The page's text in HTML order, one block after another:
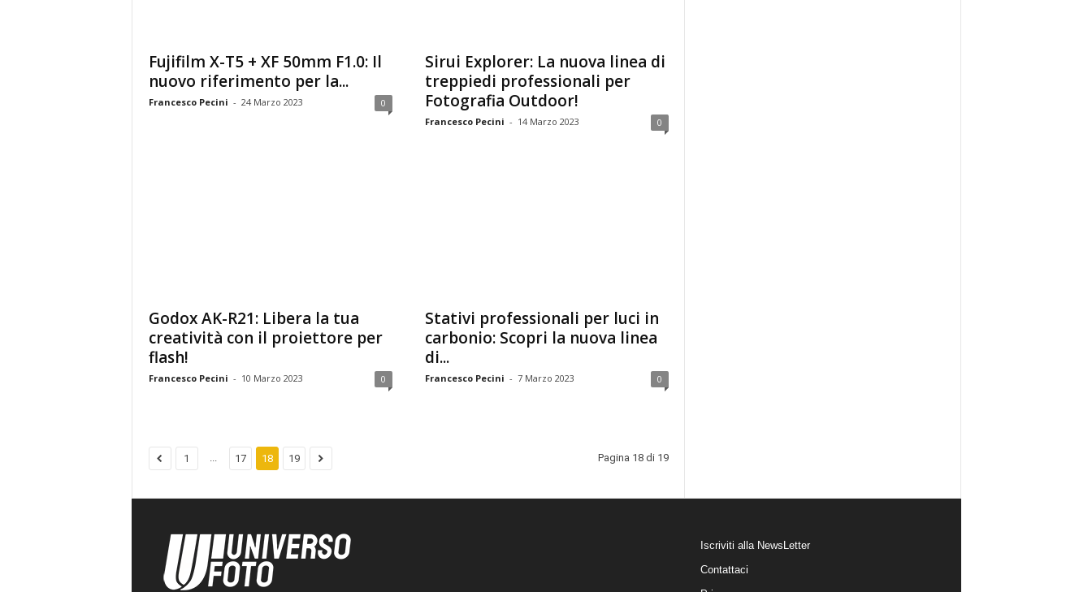
Fujifilm X-T5 + XF 50mm F1.0: Il
nuovo riferimento per la...
Francesco Pecini - 24 Marzo 2023 0
Sirui Explorer: La nuova linea di
treppiedi professionali per
Fotografia Outdoor!
Francesco Pecini - 14 Marzo 2023 0
Godox AK-R21: Libera la tua
creatività con il proiettore per
flash!
Francesco Pecini - 10 Marzo 2023 0
Stativi professionali per luci in
carbonio: Scopri la nuova linea
di...
Francesco Pecini - 7 Marzo 2023 0
1 ... 17 18 19 Pagina 18 di 19
Iscriviti alla NewsLetter
Contattaci